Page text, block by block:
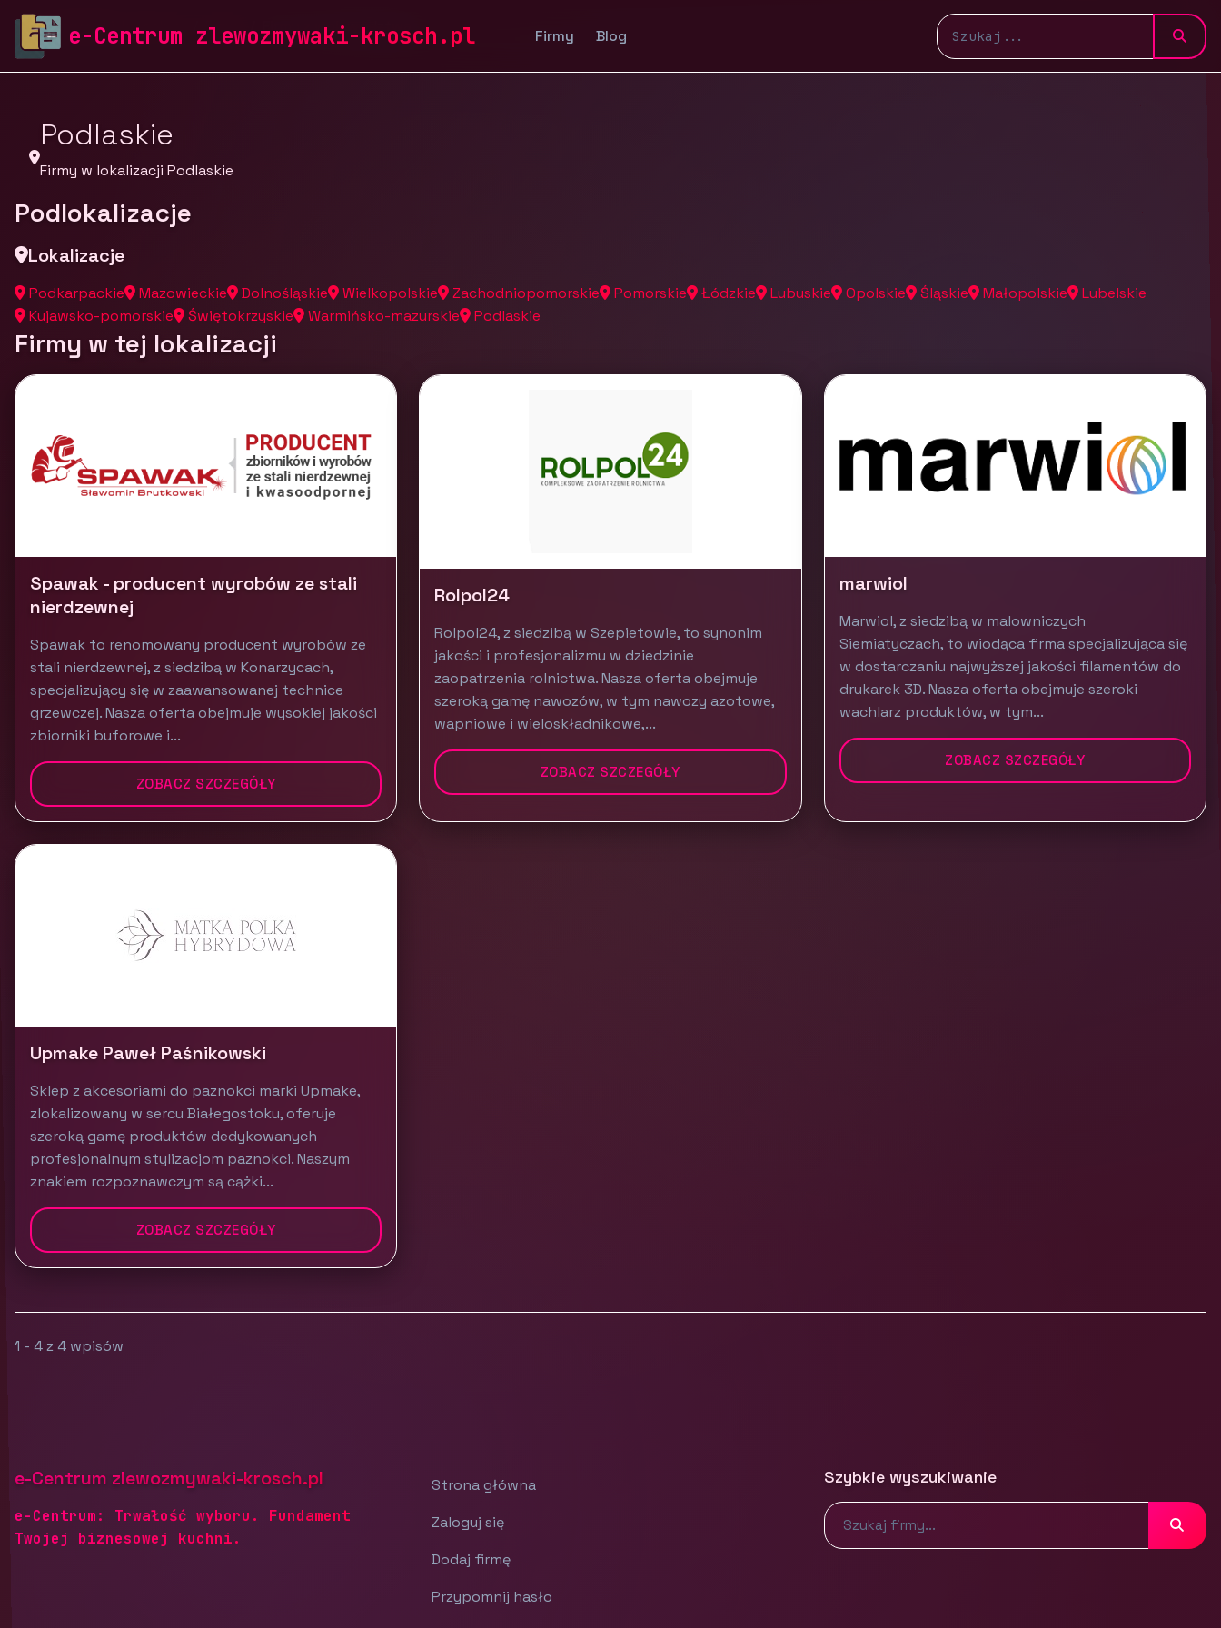
e-Centrum zlewozmywaki-krosch.pl Firmy Blog
zlewozmywaki-krosch.pl Firmy Firmy z województwa
Podlaskie
Firmy w lokalizacji Podlaskie
Podlokalizacje
Lokalizacje
Podkarpackie Mazowieckie Dolnośląskie Wielkopolskie Zachodniopomorskie Pomorskie Łódzkie Lubuskie Opolskie Śląskie Małopolskie
Lubelskie
Kujawsko-pomorskie
Świętokrzyskie Warmińsko-mazurskie Podlaskie
Firmy w tej lokalizacji
Spawak - producent wyrobów ze stali
nierdzewnej
Spawak to renomowany producent wyrobów ze
stali nierdzewnej, z siedzibą w Konarzycach,
specjalizujący się w zaawansowanej technice
grzewczej. Nasza oferta obejmuje wysokiej jakości
zbiorniki buforowe i...
ZOBACZ SZCZEGÓŁY
Rolpol24
Rolpol24, z siedzibą w Szepietowie, to synonim
jakości i profesjonalizmu w dziedzinie
zaopatrzenia rolnictwa. Nasza oferta obejmuje
szeroką gamę nawozów, w tym nawozy azotowe,
wapniowe i wieloskładnikowe,...
ZOBACZ SZCZEGÓŁY
marwiol
Marwiol, z siedzibą w malowniczych
Siemiatyczach, to wiodąca firma specjalizująca się
w dostarczaniu najwyższej jakości filamentów do
drukarek 3D. Nasza oferta obejmuje szeroki
wachlarz produktów, w tym...
ZOBACZ SZCZEGÓŁY
Upmake Paweł Paśnikowski
Sklep z akcesoriami do paznokci marki Upmake,
zlokalizowany w sercu Białegostoku, oferuje
szeroką gamę produktów dedykowanych
profesjonalnym stylizacjom paznokci. Naszym
znakiem rozpoznawczym są cążki...
ZOBACZ SZCZEGÓŁY
1 - 4 z 4 wpisów
e-Centrum zlewozmywaki-krosch.pl
e-Centrum: Trwałość wyboru. Fundament
Twojej biznesowej kuchni.
Strona główna
Zaloguj się
Dodaj firmę
Przypomnij hasło
Szybkie wyszukiwanie